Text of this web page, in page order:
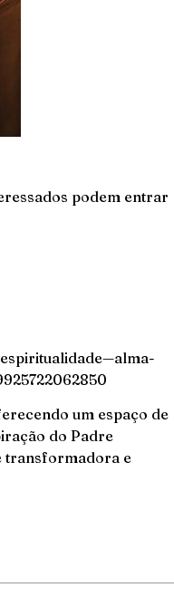
podem entrar
um espaço de
do Padre
transformadora e